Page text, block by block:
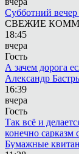
Субботний
СВЕЖИЕ
18:45
вчера
Гость
А зачем дорога
Александр
16:39
вчера
Гость
Так всё и
конечно сарказм
Бумажные